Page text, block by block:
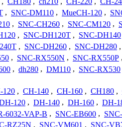
, SNC-DM110 , MueCH-120 ,
, SNC-CH260 , SNC-CM120 ,
, SNC-DH120T , SNC-DH140
, SNC-DH260 , SNC-DH280 ,
, SNC-RX550N , SNC-RX550P ,
, dh280 , DM110 , SNC-RX530
120 , CH-140 , CH-160 , CH180 ,
120 , DH-140 , DH-160 , DH-
6032-VAP-B , SNC-EB600 ,
RZ25N , SNC-VM601 , SNC-